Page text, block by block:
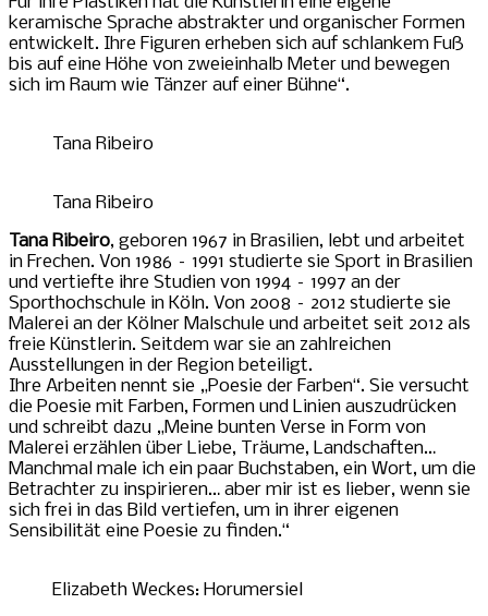
keramische Sprache abstrakter und organischer Formen
entwickelt. Ihre Figuren erheben sich auf schlankem Fuß
bis auf eine Höhe von zweieinhalb Meter und bewegen
sich im Raum wie Tänzer auf einer Bühne“.
Tana Ribeiro
Tana Ribeiro
Tana Ribeiro, geboren 1967 in Brasilien, lebt und arbeitet
in Frechen. Von 1986 – 1991 studierte sie Sport in Brasilien
und vertiefte ihre Studien von 1994 – 1997 an der
Sporthochschule in Köln. Von 2008 – 2012 studierte sie
Malerei an der Kölner Malschule und arbeitet seit 2012 als
freie Künstlerin. Seitdem war sie an zahlreichen
Ausstellungen in der Region beteiligt.
Ihre Arbeiten nennt sie „Poesie der Farben“. Sie versucht
die Poesie mit Farben, Formen und Linien auszudrücken
und schreibt dazu „Meine bunten Verse in Form von
Malerei erzählen über Liebe, Träume, Landschaften…
Manchmal male ich ein paar Buchstaben, ein Wort, um die
Betrachter zu inspirieren… aber mir ist es lieber, wenn sie
sich frei in das Bild vertiefen, um in ihrer eigenen
Sensibilität eine Poesie zu finden.“
Elizabeth Weckes: Horumersiel